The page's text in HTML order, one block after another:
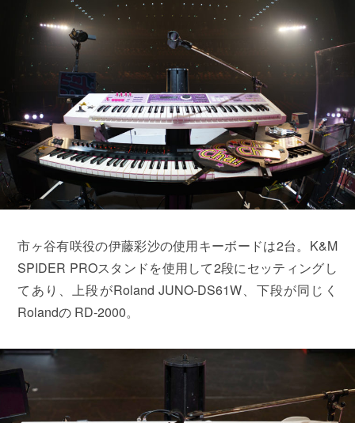
市ヶ谷有咲役の伊藤彩沙の使用キーボードは2台。K&M
SPIDER PROスタンドを使用して2段にセッティングし
てあり、上段がRoland JUNO-DS61W、下段が同じく
Rolandの RD-2000。